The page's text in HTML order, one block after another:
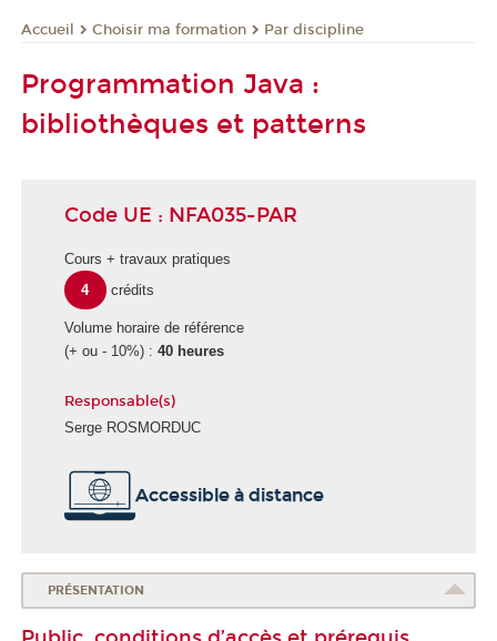
Accueil Choisir ma formation Par discipline
Programmation Java :
bibliothèques et patterns
Code UE : NFA035-PAR
Cours + travaux pratiques
4
crédits
Volume horaire de référence
(+ ou - 10%) : 40 heures
Responsable(s)
Serge ROSMORDUC
É
o
d
u
n
Accessible à distance
PRÉSENTATION